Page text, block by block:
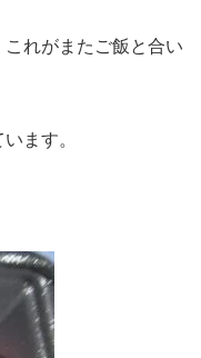
れがまたご飯と合い
ます。